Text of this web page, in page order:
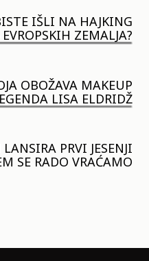
IŠLI NA HAJKING
ZEMALJA?
OBOŽAVA MAKEUP
LISA ELDRIDŽ
PRVI JESENJI
SE RADO VRAĆAMO